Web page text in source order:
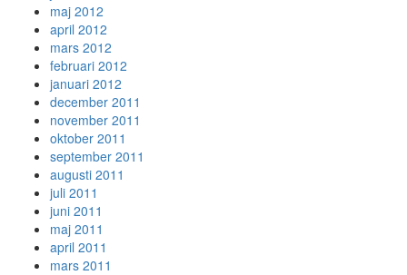
maj 2012
april 2012
mars 2012
februari 2012
januari 2012
december 2011
november 2011
oktober 2011
september 2011
augusti 2011
juli 2011
juni 2011
maj 2011
april 2011
mars 2011